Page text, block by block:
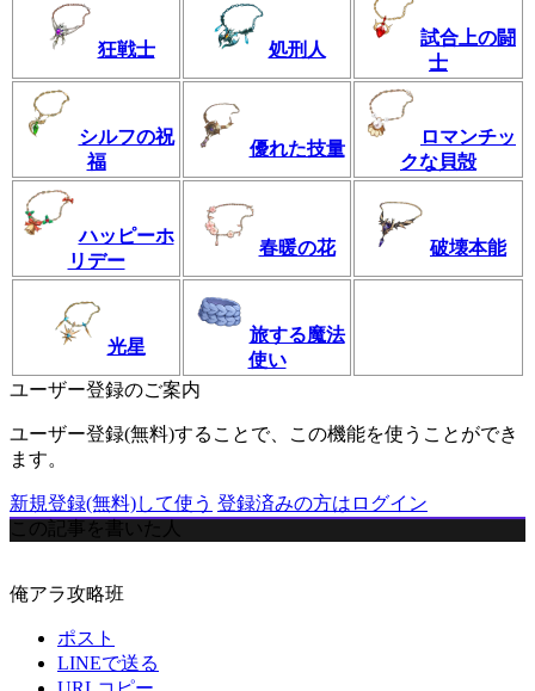
狂戦士 処刑人
試合上の闘
士
シルフの祝
福
優れた技量
ロマンチッ
クな貝殻
ハッピーホ
リデー
春暖の花 破壊本能
光星
旅する魔法
使い
ユーザー登録のご案内
ユーザー登録(無料)することで、この機能を使うことができ
ます。
新規登録(無料)して使う 登録済みの方はログイン
この記事を書いた人
俺アラ攻略班
ポスト
LINEで送る